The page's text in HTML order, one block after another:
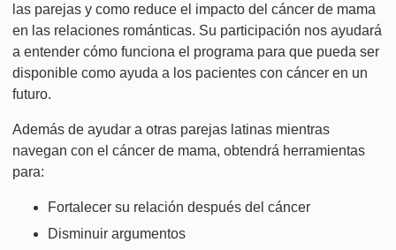
las parejas y como reduce el impacto del cáncer de mama
en las relaciones románticas. Su participación nos ayudará
a entender cómo funciona el programa para que pueda ser
disponible como ayuda a los pacientes con cáncer en un
futuro.
Además de ayudar a otras parejas latinas mientras
navegan con el cáncer de mama, obtendrá herramientas
para:
Fortalecer su relación después del cáncer
Disminuir argumentos